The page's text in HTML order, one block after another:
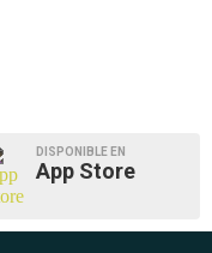
DISPONIBLE EN
App Store